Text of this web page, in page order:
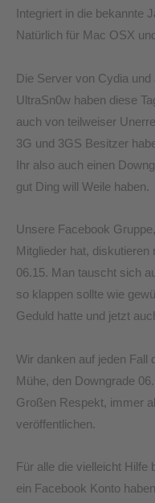
Integriert in die bekannte
Natürlich für Mac OSX
Die Server von Cydia
UltraSn0w haben diese
auch von teilweiser
3G und 3GS Besitzer
Ihr also auch einen
gut Ding will Weile haben.
Unsere Facebook
Mitglieder hat,
06.15. Man tauscht sich
so klappen sollte wie
Geduld hatte und jetzt
Wir danken auf jeden Fall
Mühe, den Downgrade
Großen Respekt, immer
veröffentlichen.
Für alle die vielleicht Hilfe
ein Facebook Konto